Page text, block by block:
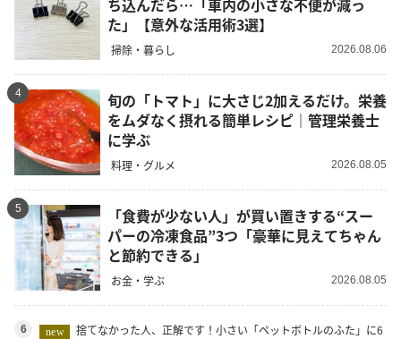
た」【意外な活用術3選】
掃除・暮らし 2026.08.06
4
旬の「トマト」に大さじ2加えるだけ。栄養
をムダなく摂れる簡単レシピ｜管理栄養士
に学ぶ
料理・グルメ 2026.08.05
5
「食費が少ない人」が買い置きする“スー
パーの冷凍食品”3つ「豪華に見えてちゃん
と節約できる」
お金・学ぶ 2026.08.05
6 new
捨てなかった人、正解です！小さい「ペットボトルのふた」に6